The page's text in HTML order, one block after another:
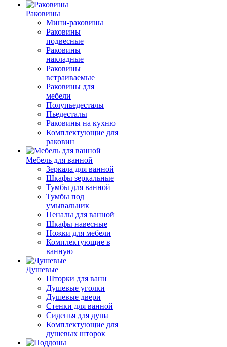
Раковины
Мини-раковины
Раковины
подвесные
Раковины
накладные
Раковины
встраиваемые
Раковины для
мебели
Полупьедесталы
Пьедесталы
Раковины на кухню
Комплектующие для
раковин
Мебель для ванной
Зеркала для ванной
Шкафы зеркальные
Тумбы для ванной
Тумбы под
умывальник
Пеналы для ванной
Шкафы навесные
Ножки для мебели
Комплектующие в
ванную
Душевые
Шторки для ванн
Душевые уголки
Душевые двери
Стенки для ванной
Сиденья для душа
Комплектующие для
душевых шторок